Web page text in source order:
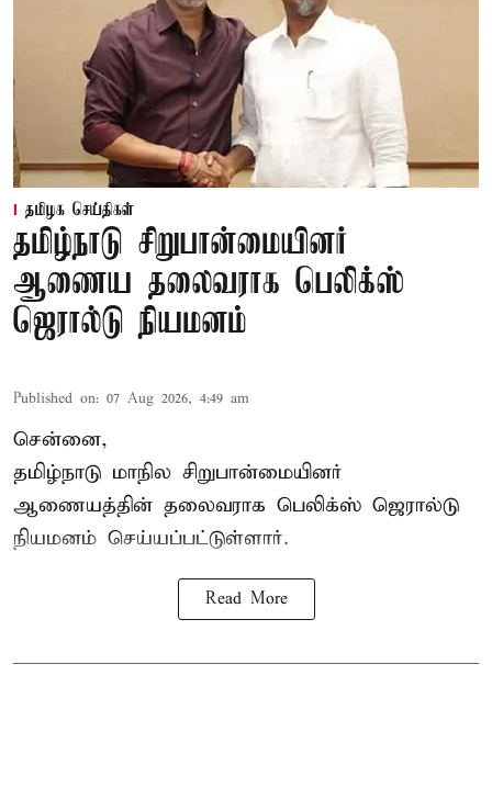
தமிழக செய்திகள்
தமிழ்நாடு சிறுபான்மையினர்
ஆணைய தலைவராக பெலிக்ஸ்
ஜெரால்டு நியமனம்
Published on: 07 Aug 2026, 4:49 am
சென்னை,
தமிழ்நாடு மாநில சிறுபான்மையினர்
ஆணையத்தின் தலைவராக பெலிக்ஸ் ஜெரால்டு
நியமனம் செய்யப்பட்டுள்ளார்.
Read More